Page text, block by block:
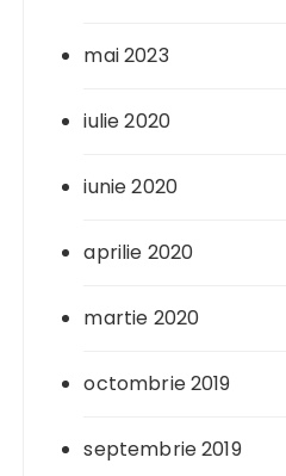
mai 2023
iulie 2020
iunie 2020
aprilie 2020
martie 2020
octombrie 2019
septembrie 2019